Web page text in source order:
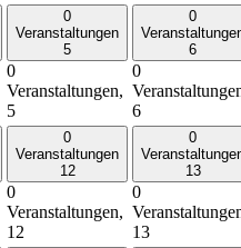
0
Veranstaltungen
5
0
Veranstaltungen,
5
0
6
0
6
0
Veranstaltungen
12
0
Veranstaltungen,
12
0
13
0
13